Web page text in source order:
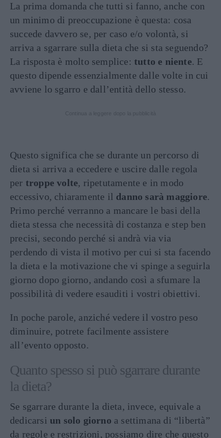
La prima domanda che tutti si fanno, anche con
un minimo di preoccupazione è questa: cosa
succede davvero se, per caso e/o volontà, si
arriva a sgarrare sulla dieta che si sta seguendo?
La risposta è molto semplice: tutto e niente. E
questo dipende essenzialmente dalle volte in cui
avviene lo sgarro e dall’entità dello stesso.
Questo significa che se durante un percorso di
dieta si arriva a eccedere e uscire dalle regola
per troppe volte, ripetutamente e in modo
eccessivo, chiaramente il danno sarà maggiore.
Primo perché verranno a mancare le basi della
dieta stessa che necessità di costanza e step ben
precisi, secondo perché si andrà via via
perdendo di vista il motivo per cui si sta facendo
la dieta e la motivazione che vi spinge a seguirla
giorno dopo giorno, andando così a sfumare la
possibilità di vedere esauditi i vostri obiettivi.
In poche parole, anziché vedere il vostro peso
diminuire, potrete facilmente assistere
all’evento opposto.
Quanto spesso si può sgarrare durante
la dieta?
Se sgarrare durante la dieta, invece, equivale a
dedicarsi un solo giorno a settimana di “libertà”
da regole e restrizioni, possiamo dire che questo